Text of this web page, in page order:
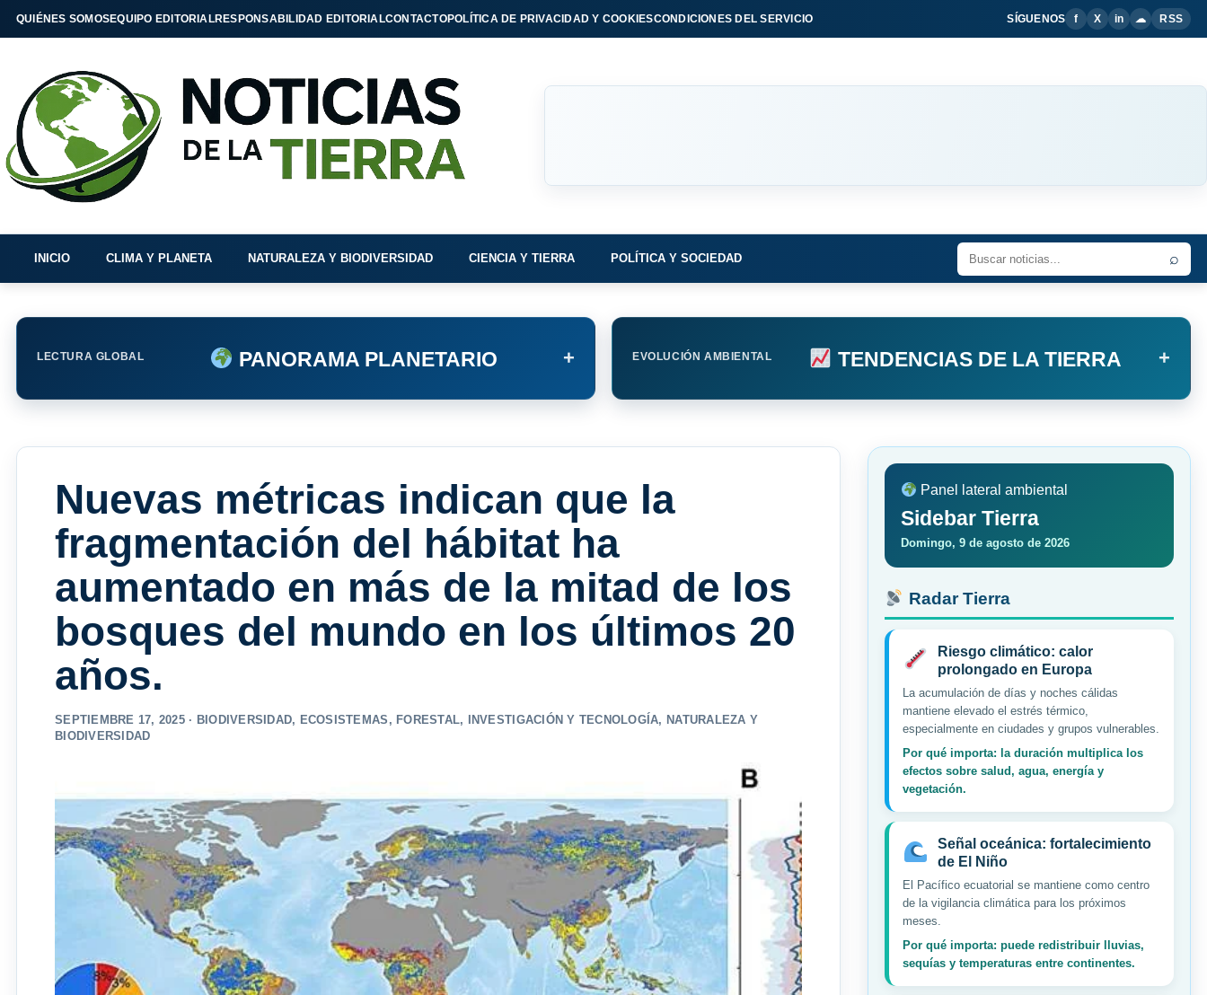
QUIÉNES SOMOSEQUIPO EDITORIALRESPONSABILIDAD EDITORIALCONTACTOPOLÍTICA DE PRIVACIDAD Y COOKIESCONDICIONES DEL SERVICIO SÍGUENOS f X in ☁ RSS
INICIO CLIMA Y PLANETA NATURALEZA Y BIODIVERSIDAD CIENCIA Y TIERRA POLÍTICA Y SOCIEDAD ⌕
LECTURA GLOBAL PANORAMA PLANETARIO + EVOLUCIÓN AMBIENTAL TENDENCIAS DE LA TIERRA +
Nuevas métricas indican que la
fragmentación del hábitat ha
aumentado en más de la mitad de los
bosques del mundo en los últimos 20
años.
SEPTIEMBRE 17, 2025 · BIODIVERSIDAD, ECOSISTEMAS , FORESTAL, INVESTIGACIÓN Y TECNOLOGÍA, NATURALEZA Y
BIODIVERSIDAD
Panel lateral ambiental
Sidebar Tierra
Domingo, 9 de agosto de 2026
Radar Tierra
Riesgo climático: calor
prolongado en Europa
La acumulación de días y noches cálidas
mantiene elevado el estrés térmico,
especialmente en ciudades y grupos vulnerables.
Por qué importa: la duración multiplica los
efectos sobre salud, agua, energía y
vegetación.
Señal oceánica: fortalecimiento
de El Niño
El Pacífico ecuatorial se mantiene como centro
de la vigilancia climática para los próximos
meses.
Por qué importa: puede redistribuir lluvias,
sequías y temperaturas entre continentes.